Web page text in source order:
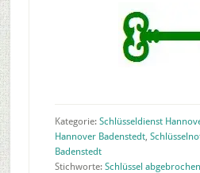
Kategorie: Schlüsseldienst
Hannover Badenstedt,
Badenstedt
Stichworte: Schlüssel abgebrochen